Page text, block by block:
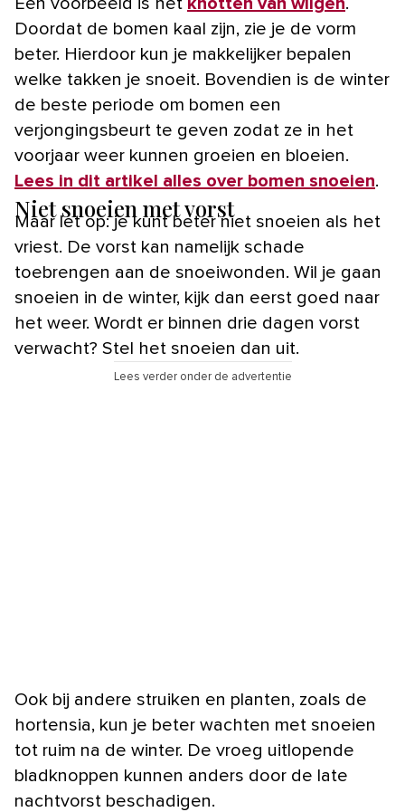
Doordat de bomen kaal zijn, zie je de vorm
beter. Hierdoor kun je makkelijker bepalen
welke takken je snoeit. Bovendien is de winter
de beste periode om bomen een
verjongingsbeurt te geven zodat ze in het
voorjaar weer kunnen groeien en bloeien.
Lees in dit artikel alles over bomen snoeien.
Niet snoeien met vorst
Maar let op: je kunt beter niet snoeien als het
vriest. De vorst kan namelijk schade
toebrengen aan de snoeiwonden. Wil je gaan
snoeien in de winter, kijk dan eerst goed naar
het weer. Wordt er binnen drie dagen vorst
verwacht? Stel het snoeien dan uit.
Lees verder onder de advertentie
Ook bij andere struiken en planten, zoals de
hortensia, kun je beter wachten met snoeien
tot ruim na de winter. De vroeg uitlopende
bladknoppen kunnen anders door de late
nachtvorst beschadigen.